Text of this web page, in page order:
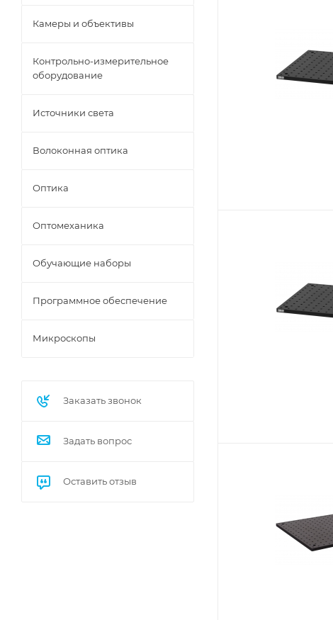
Камеры и объективы
Контрольно-измерительное
оборудование
Источники света
Волоконная оптика
Оптика
Оптомеханика
Обучающие наборы
Программное обеспечение
Микроскопы
Заказать звонок
Задать вопрос
Оставить отзыв